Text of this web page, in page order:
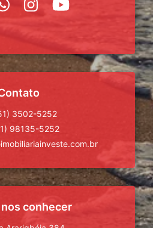
3502-5252
98135-5252
conhecer